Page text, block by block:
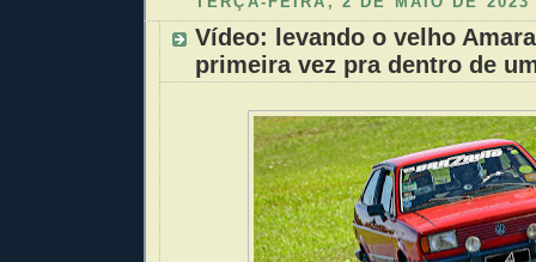
Vídeo: levando o velho
primeira vez pra dentro de